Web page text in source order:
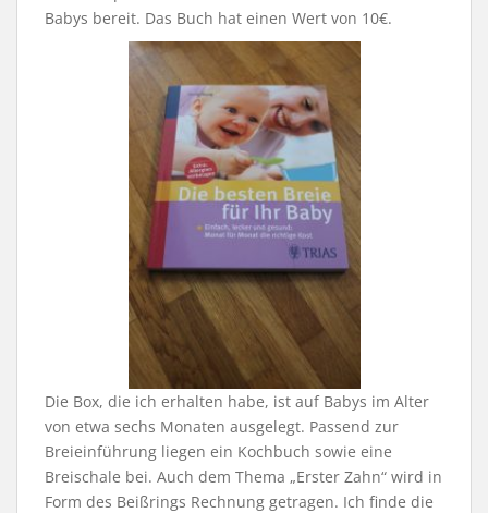
Babys bereit. Das Buch hat einen Wert von 10€.
Die Box, die ich erhalten habe, ist auf Babys im Alter
von etwa sechs Monaten ausgelegt. Passend zur
Breieinführung liegen ein Kochbuch sowie eine
Breischale bei. Auch dem Thema „Erster Zahn“ wird in
Form des Beißrings Rechnung getragen. Ich finde die